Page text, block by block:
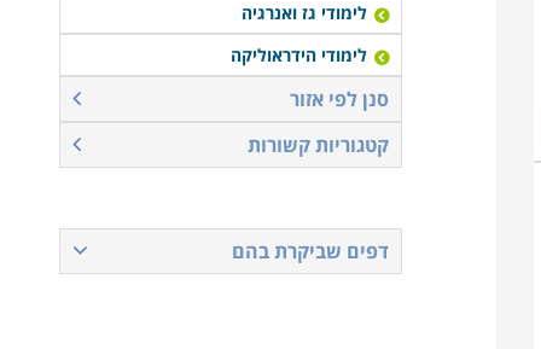
לימודי גז ואנרגיה
לימודי הידראוליקה
סנן לפי אזור
קטגוריות קשורות
דפים שביקרת בהם